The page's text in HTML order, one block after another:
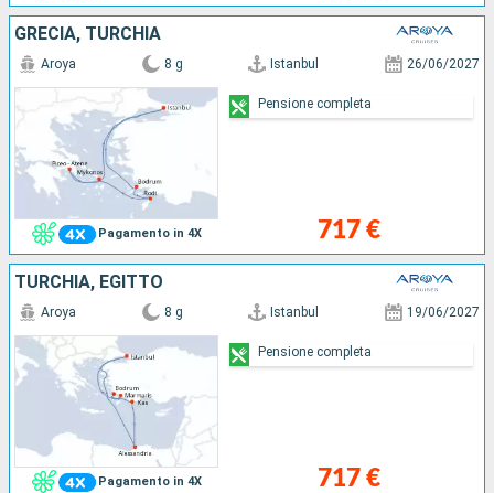
GRECIA, TURCHIA
Pagamento in 4X
Aroya 8 g Istanbul 26/06/2027
717 €
Pensione completa
TURCHIA, EGITTO
Pagamento in 4X
Aroya 8 g Istanbul 19/06/2027
717 €
Pensione completa